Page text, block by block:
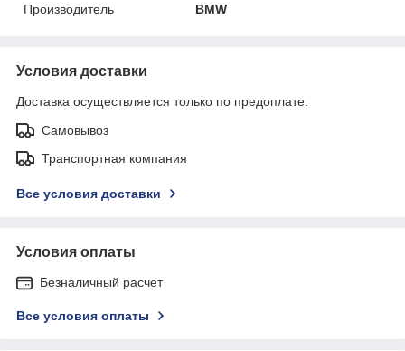
Производитель
BMW
Условия доставки
Доставка осуществляется только по предоплате.
Самовывоз
Транспортная компания
Все условия доставки
Условия оплаты
Безналичный расчет
Все условия оплаты